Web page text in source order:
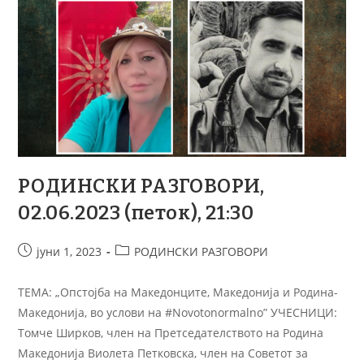
РОДИНСКИ РАЗГОВОРИ,
02.06.2023 (петок), 21:30
јуни 1, 2023 РОДИНСКИ РАЗГОВОРИ
ТЕМА: „Опстојба на Македонците, Македонија и Родина-
Македонија, во услови на #Novotonormalno” УЧЕСНИЦИ:
Томче Ширков, член на Претседателството на Родина
Македонија Виолета Петковска, член на Советот за